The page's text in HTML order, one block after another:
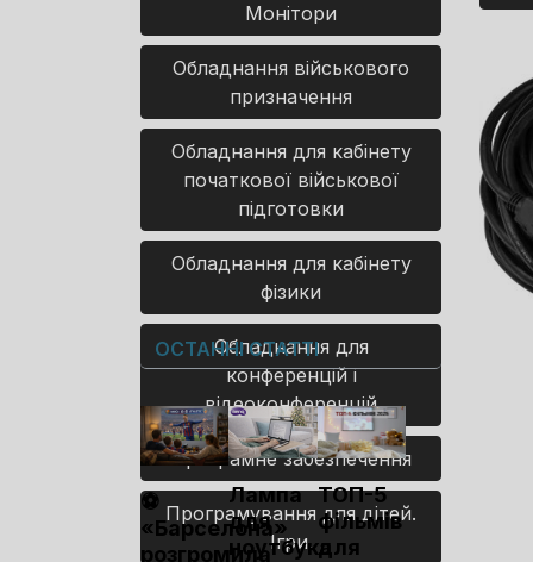
Монітори
Обладнання військового
призначення
Обладнання для кабінету
початкової військової
підготовки
Обладнання для кабінету
фізики
Обладнання для
конференцій і
відеоконференцій
Програмне забезпечення
Програмування для дітей.
Ігри.
ОСТАННІ СТАТТІ
⚽
«Барселона»
розгромила
Лампа
для
ноутбука
ТОП-5
фільмів
для